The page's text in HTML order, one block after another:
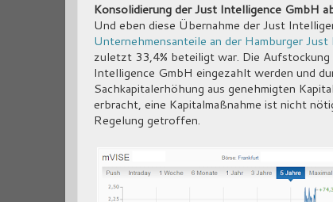
Konsolidierung der Just Intelligence GmbH
Und eben diese Übernahme der Just
Unternehmensanteile an der Hamburger
zuletzt 33,4% beteiligt war. Die
Intelligence GmbH eingezahlt werden und
Sachkapitalerhöhung aus genehmigten
erbracht, eine Kapitalmaßnahme ist nicht
Regelung getroffen.